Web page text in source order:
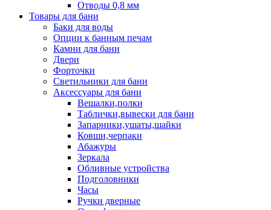
Отводы 0,8 мм
Товары для бани
Баки для воды
Опции к банным печам
Камни для бани
Двери
Форточки
Светильники для бани
Аксессуары для бани
Вешалки,полки
Таблички,вывески для бани
Запарники,ушаты,шайки
Ковши,черпаки
Абажуры
Зеркала
Обливные устройства
Подголовники
Часы
Ручки дверные